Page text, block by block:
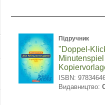
Підручник
"Doppel-
Minutenspiel
ISBN:
Видавництво: